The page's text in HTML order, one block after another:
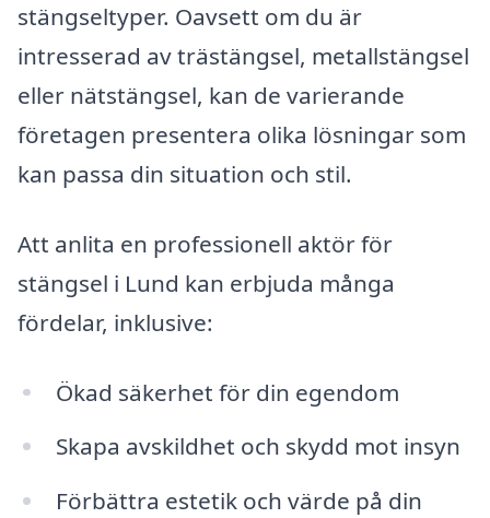
stängseltyper. Oavsett om du är
intresserad av trästängsel, metallstängsel
eller nätstängsel, kan de varierande
företagen presentera olika lösningar som
kan passa din situation och stil.
Att anlita en professionell aktör för
stängsel i Lund kan erbjuda många
fördelar, inklusive:
Ökad säkerhet för din egendom
Skapa avskildhet och skydd mot insyn
Förbättra estetik och värde på din